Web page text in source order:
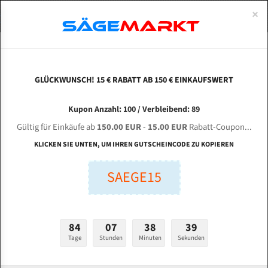
HOLZMANN HBS 610 für 4080 mm Bi-Metall
Bandsägeblätter
Länge (mm):
Stärken + Zahnteilung:
mm
ABOUTS
ENGLISH
Bi-Metall Meterware
Fleischerei Bandsägeblätter
Bandmesser Glatt Meterware
Konvex Meterware
×
GLÜCKWUNSCH! 15 € RABATT AB 150 € EINKAUFSWERT
Kupon Anzahl: 100 / Verbleibend: 89
Gültig für Einkäufe ab150.00 EUR- 15.00 EURRabatt-Coupon...
KLICKEN SIE UNTEN, UM IHREN GUTSCHEINCODE ZU KOPIEREN
SAEGE15
84
Tage
07
Stunden
38
Minuten
38
Sekunden